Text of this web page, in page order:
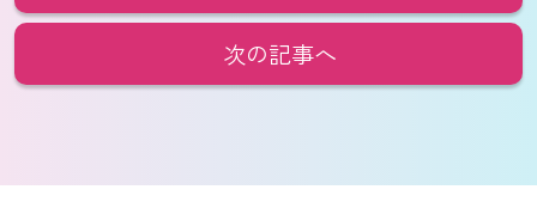
次の記事へ